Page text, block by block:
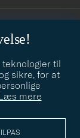
teknologier til
sikre, for at
mere
dig, vi hjælper